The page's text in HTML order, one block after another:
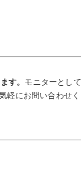
す。 モニターとして
軽にお問い合わせく